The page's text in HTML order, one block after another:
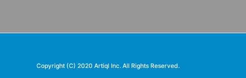
Copyright (C) 2020 Artiql Inc. All Rights Reserved.